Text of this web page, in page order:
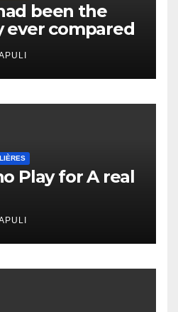
been the
ever compared
actually?
Learners
Play for A real